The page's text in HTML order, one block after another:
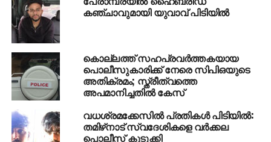
കഞ്ചാവുമായി യുവാവ് പിടിയില്‍
കൊല്ലത്ത് സഹപ്രവര്‍ത്തകയായ
പൊലീസുകാരിക്ക് നേരെ സിപിഒയുടെ
അതിക്രമം; സ്ത്രീത്വത്തെ
അപമാനിച്ചതില്‍ കേസ്
വധശ്രമക്കേസില്‍ പ്രതികള്‍ പിടിയില്‍:
തമിഴ്‌നാട് സ്വദേശികളെ വര്‍ക്കല
പൊലീസ് കുടുക്കി